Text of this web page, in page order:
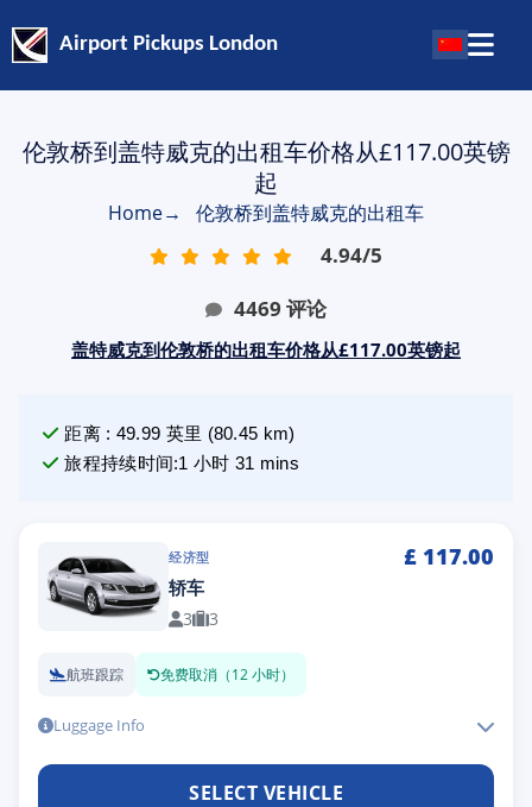
Airport Pickups London
伦敦桥到盖特威克的出租车价格从£117.00英镑
起
Home→ 伦敦桥到盖特威克的出租车
4.94/5
4469 评论
盖特威克到伦敦桥的出租车价格从£117.00英镑起
距离: 49.99 英里 (80.45 km)
旅程持续时间:1 小时 31 mins
经济型 £ 117.00
轿车
3 3
航班跟踪 免费取消（12 小时）
Luggage Info
SELECT VEHICLE